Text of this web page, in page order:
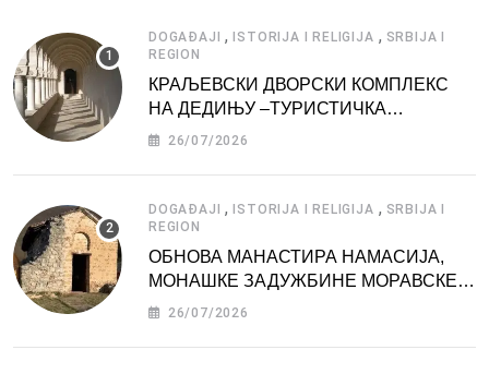
DOGAĐAJI , ISTORIJA I RELIGIJA , SRBIJA I
REGION
КРАЉЕВСКИ ДВОРСКИ КОМПЛЕКС
НА ДЕДИЊУ –ТУРИСТИЧКА
АТРАКЦИЈА
26/07/2026
DOGAĐAJI , ISTORIJA I RELIGIJA , SRBIJA I
REGION
ОБНОВА МАНАСТИРА НАМАСИЈА,
МОНАШКЕ ЗАДУЖБИНЕ МОРАВСКЕ
СРБИЈЕ
26/07/2026